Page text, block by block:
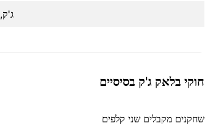
חוקי בלאק ג'ק בסיסיים
שחקנים מקבלים שני קלפים